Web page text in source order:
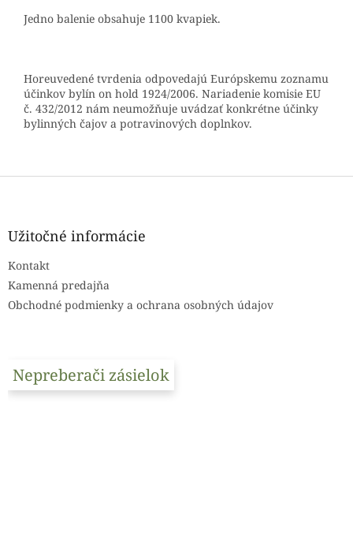
Jedno balenie obsahuje 1100 kvapiek.
Horeuvedené tvrdenia odpovedajú Európskemu zoznamu
účinkov bylín on hold 1924/2006. Nariadenie komisie EU
č. 432/2012 nám neumožňuje uvádzať konkrétne účinky
bylinných čajov a potravinových doplnkov.
Z
Užitočné informácie
Kontakt
Kamenná predajňa
Obchodné podmienky a ochrana osobných údajov
Nepreberači zásielok